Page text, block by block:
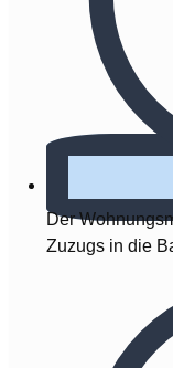
Der
Zuzugs in die